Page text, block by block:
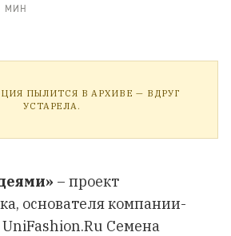
МИН
ПЫЛИТСЯ В АРХИВЕ — ВДРУГ
УСТАРЕЛА.
– проект
основателя компании-
Семена